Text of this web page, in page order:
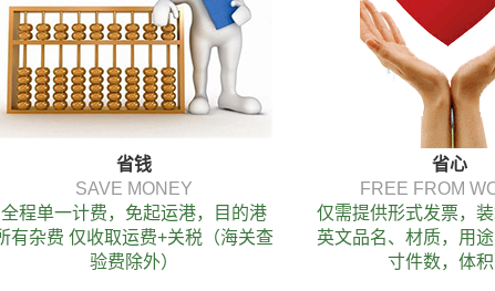
省钱
SAVE MONEY
全程单一计费，免起运港，目的港
有杂费 仅收取运费+关税（海关查
验费除外）
省心
FREE FROM
仅需提供形式发票，
英文品名、材质，用
寸件数，体积